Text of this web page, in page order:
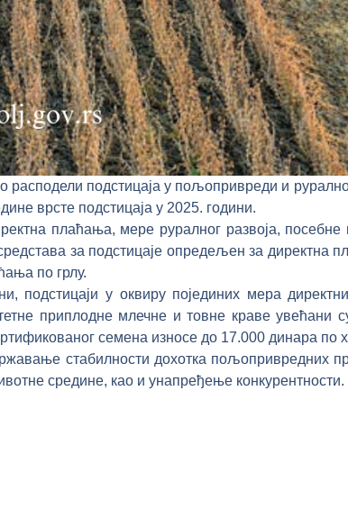
расподели подстицаја у пољопривреди и
врсте подстицаја у 2025. години.
плаћања, мере руралног развоја, посебне
за подстицаје опредељен за директна
по грлу.
подстицаји у оквиру појединих мера
приплодне млечне и товне краве увећани
семена износе до 17.000 динара по
стабилности дохотка пољопривредних
средине, као и унапређење конкурентности.